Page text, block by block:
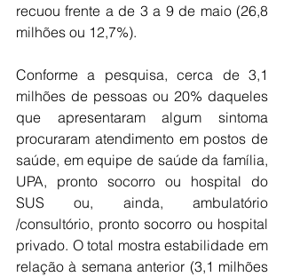
recuou frente a de 3 a 9 de maio (26,8
milhões ou 12,7%).
Conforme a pesquisa, cerca de 3,1
milhões de pessoas ou 20% daqueles
que apresentaram algum sintoma
procuraram atendimento em postos de
saúde, em equipe de saúde da família,
UPA, pronto socorro ou hospital do
SUS ou, ainda, ambulatório
/consultório, pronto socorro ou hospital
privado. O total mostra estabilidade em
relação à semana anterior (3,1 milhões